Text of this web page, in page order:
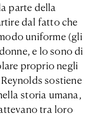
parte della
dal fatto che
uniforme (gli
e lo sono di
proprio negli
sostiene
storia umana,
tra loro